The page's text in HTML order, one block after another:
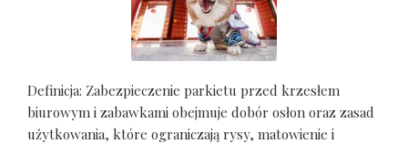
Definicja: Zabezpieczenie parkietu przed krzesłem
biurowym i zabawkami obejmuje dobór osłon oraz zasad
użytkowania, które ograniczają rysy, matowienie i